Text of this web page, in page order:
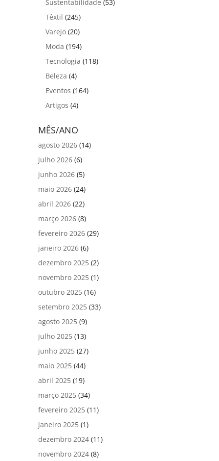
Sustentabilidade (53)
Têxtil (245)
Varejo (20)
Moda (194)
Tecnologia (118)
Beleza (4)
Eventos (164)
Artigos (4)
MÊS/ANO
agosto 2026 (14)
julho 2026 (6)
junho 2026 (5)
maio 2026 (24)
abril 2026 (22)
março 2026 (8)
fevereiro 2026 (29)
janeiro 2026 (6)
dezembro 2025 (2)
novembro 2025 (1)
outubro 2025 (16)
setembro 2025 (33)
agosto 2025 (9)
julho 2025 (13)
junho 2025 (27)
maio 2025 (44)
abril 2025 (19)
março 2025 (34)
fevereiro 2025 (11)
janeiro 2025 (1)
dezembro 2024 (11)
novembro 2024 (8)